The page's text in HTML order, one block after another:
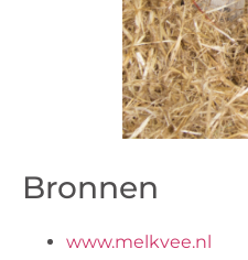
Bronnen
www.melkvee.nl